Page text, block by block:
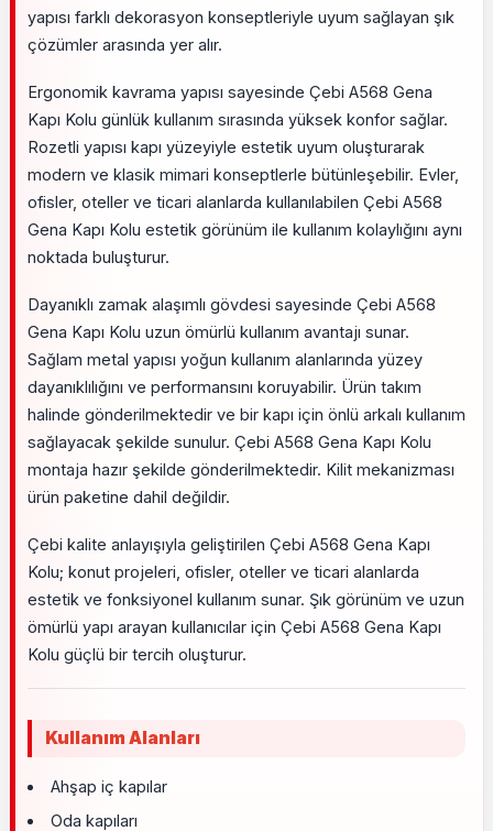
yapısı farklı dekorasyon konseptleriyle uyum sağlayan şık
çözümler arasında yer alır.
Ergonomik kavrama yapısı sayesinde Çebi A568 Gena
Kapı Kolu günlük kullanım sırasında yüksek konfor sağlar.
Rozetli yapısı kapı yüzeyiyle estetik uyum oluşturarak
modern ve klasik mimari konseptlerle bütünleşebilir. Evler,
ofisler, oteller ve ticari alanlarda kullanılabilen Çebi A568
Gena Kapı Kolu estetik görünüm ile kullanım kolaylığını aynı
noktada buluşturur.
Dayanıklı zamak alaşımlı gövdesi sayesinde Çebi A568
Gena Kapı Kolu uzun ömürlü kullanım avantajı sunar.
Sağlam metal yapısı yoğun kullanım alanlarında yüzey
dayanıklılığını ve performansını koruyabilir. Ürün takım
halinde gönderilmektedir ve bir kapı için önlü arkalı kullanım
sağlayacak şekilde sunulur. Çebi A568 Gena Kapı Kolu
montaja hazır şekilde gönderilmektedir. Kilit mekanizması
ürün paketine dahil değildir.
Çebi kalite anlayışıyla geliştirilen Çebi A568 Gena Kapı
Kolu; konut projeleri, ofisler, oteller ve ticari alanlarda
estetik ve fonksiyonel kullanım sunar. Şık görünüm ve uzun
ömürlü yapı arayan kullanıcılar için Çebi A568 Gena Kapı
Kolu güçlü bir tercih oluşturur.
Kullanım Alanları
Ahşap iç kapılar
Oda kapıları